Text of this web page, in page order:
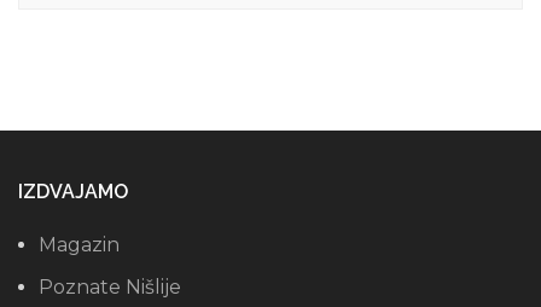
IZDVAJAMO
Magazin
Poznate Nišlije